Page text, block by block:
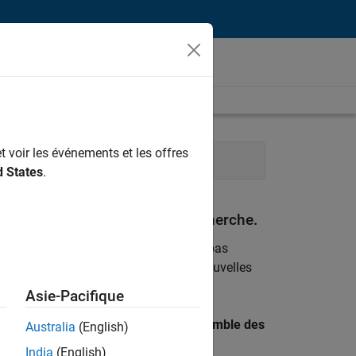
logiciels
à vos critères de recherche.
. Si malgré tout vous ne trouvez pas
pour vous tenir au courant des nouvelles
par lieu pour trouver l’ensemble des
voir les événements et les offres
States.
Asie-Pacifique
Australia (English)
India (English)